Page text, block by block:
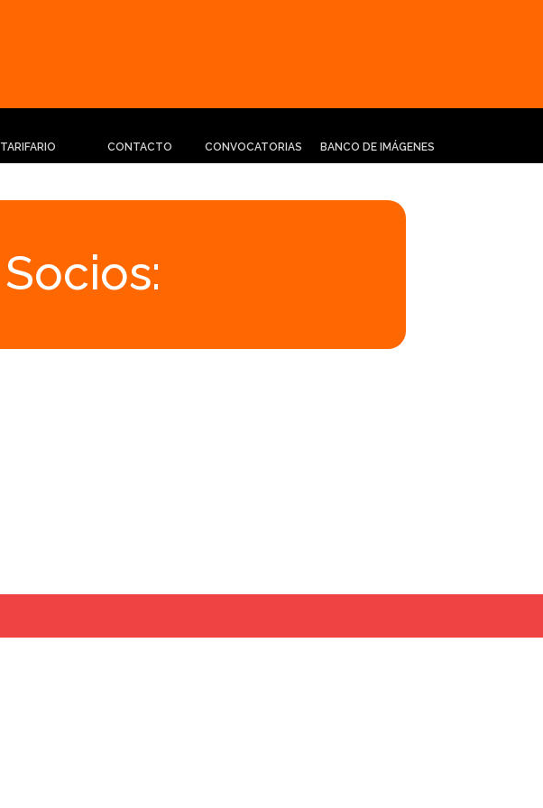
TARIFARIO CONTACTO CONVOCATORIAS BANCO DE IMÁGENES
Socios: